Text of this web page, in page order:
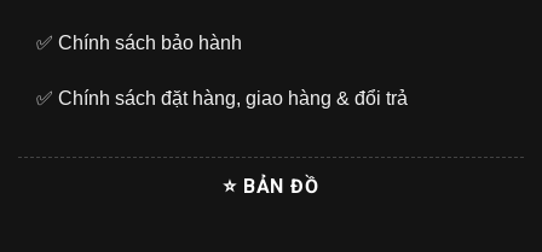
✅ Chính sách bảo hành
✅ Chính sách đặt hàng, giao hàng & đổi trả
⭐ BẢN ĐỒ